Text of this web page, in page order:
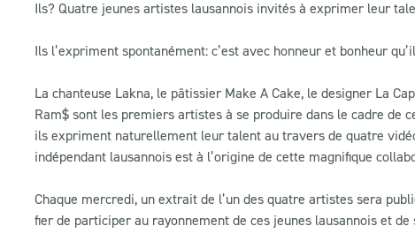
Ils? Quatre jeunes artistes lausannois invités à exprimer leur
Ils l’expriment spontanément: c’est avec honneur et bonheur
La chanteuse Lakna, le pâtissier Make A Cake, le designer La
Ram$ sont les premiers artistes à se produire dans le cadre de
ils expriment naturellement leur talent au travers de quatre
indépendant lausannois est à l’origine de cette magnifique
Chaque mercredi, un extrait de l’un des quatre artistes sera
fier de participer au rayonnement de ces jeunes lausannois et